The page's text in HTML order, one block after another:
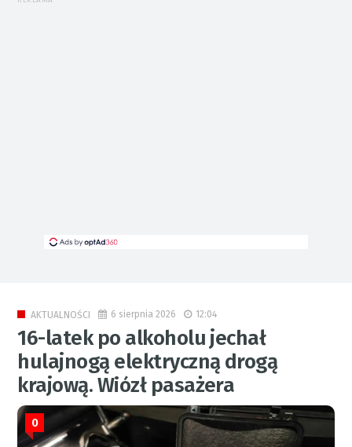
AKTUALNOŚCI 6 sierpnia 2026 12:04
16-latek po alkoholu jechał
hulajnogą elektryczną drogą
krajową. Wiózł pasażera
0